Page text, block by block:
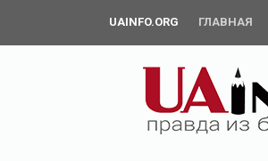
UAINFO.ORG ГЛАВНАЯ